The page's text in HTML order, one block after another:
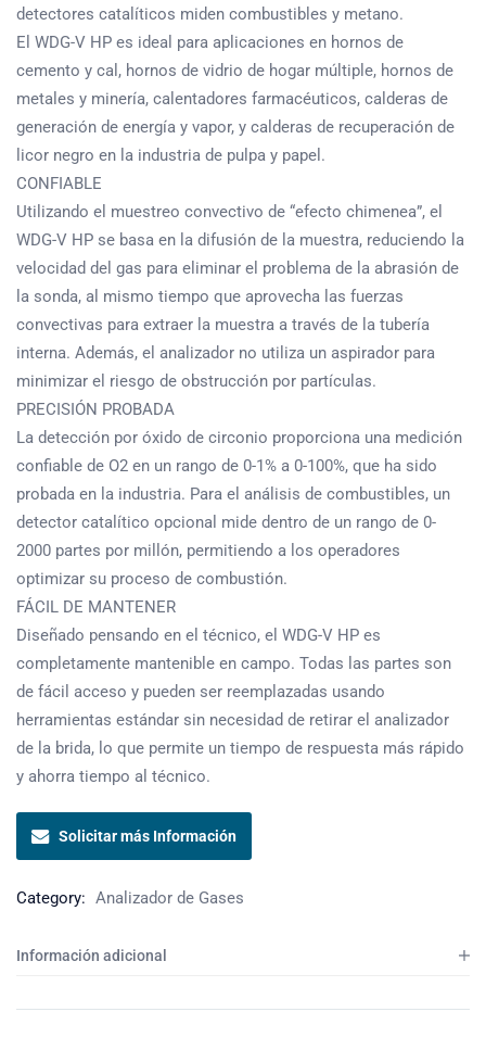
detectores catalíticos miden combustibles y metano.
El WDG-V HP es ideal para aplicaciones en hornos de
cemento y cal, hornos de vidrio de hogar múltiple, hornos de
metales y minería, calentadores farmacéuticos, calderas de
generación de energía y vapor, y calderas de recuperación de
licor negro en la industria de pulpa y papel.
CONFIABLE
Utilizando el muestreo convectivo de “efecto chimenea”, el
WDG-V HP se basa en la difusión de la muestra, reduciendo la
velocidad del gas para eliminar el problema de la abrasión de
la sonda, al mismo tiempo que aprovecha las fuerzas
convectivas para extraer la muestra a través de la tubería
interna. Además, el analizador no utiliza un aspirador para
minimizar el riesgo de obstrucción por partículas.
PRECISIÓN PROBADA
La detección por óxido de circonio proporciona una medición
confiable de O2 en un rango de 0-1% a 0-100%, que ha sido
probada en la industria. Para el análisis de combustibles, un
detector catalítico opcional mide dentro de un rango de 0-
2000 partes por millón, permitiendo a los operadores
optimizar su proceso de combustión.
FÁCIL DE MANTENER
Diseñado pensando en el técnico, el WDG-V HP es
completamente mantenible en campo. Todas las partes son
de fácil acceso y pueden ser reemplazadas usando
herramientas estándar sin necesidad de retirar el analizador
de la brida, lo que permite un tiempo de respuesta más rápido
y ahorra tiempo al técnico.
Solicitar más Información
Category: Analizador de Gases
Información adicional